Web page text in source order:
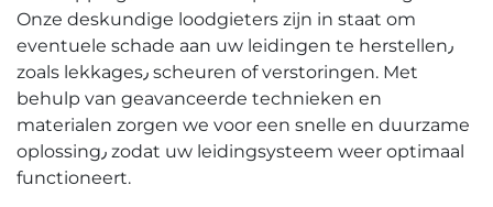
Onze deskundige loodgieters zijn in staat om
eventuele schade aan uw leidingen te herstellen٫
zoals lekkages٫ scheuren of verstoringen.​ Met
behulp van geavanceerde technieken en
materialen zorgen we voor een snelle en duurzame
oplossing٫ zodat uw leidingsysteem weer optimaal
functioneert.​